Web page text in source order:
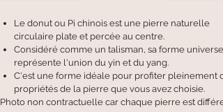
Le donut ou Pi chinois est une pierre naturelle
circulaire plate et percée au centre.
Considéré comme un talisman, sa forme
représente l'union du yin et du yang.
C'est une forme idéale pour profiter pleinement
propriétés de la pierre que vous avez choisie.
Photo non contractuelle car chaque pierre est